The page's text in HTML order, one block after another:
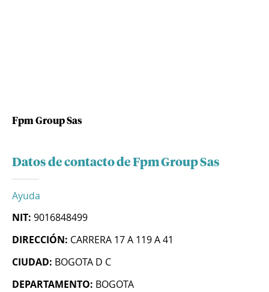
Fpm Group Sas
Datos de contacto de Fpm Group Sas
Ayuda
NIT: 9016848499
DIRECCIÓN: CARRERA 17 A 119 A 41
CIUDAD: BOGOTA D C
DEPARTAMENTO: BOGOTA